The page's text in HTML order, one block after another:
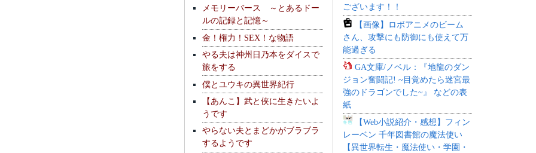
メモリーバース ～とあるドー
ルの記録と記憶～
金！権力！SEX！な物語
やる夫は神州日乃本をダイスで
旅をする
僕とユウキの異世界紀行
【あんこ】武と侠に生きたいよ
うです
やらない夫とまどかがブラブラ
するようです
ございます！！
【画像】ロボアニメのビーム
さん、攻撃にも防御にも使えて万
能過ぎる
GA文庫/ノベル：『地龍のダン
ジョン奮闘記! ~目覚めたら迷宮最
強のドラゴンでした~』 などの表
紙
【Web小説紹介・感想】フィン
レーベン 千年図書館の魔法使い
【異世界転生・魔法使い・学園・